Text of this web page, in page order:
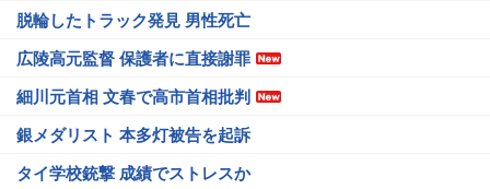
脱輪したトラック発見 男性死亡
広陵高元監督 保護者に直接謝罪
細川元首相 文春で高市首相批判
銀メダリスト 本多灯被告を起訴
タイ学校銃撃 成績でストレスか